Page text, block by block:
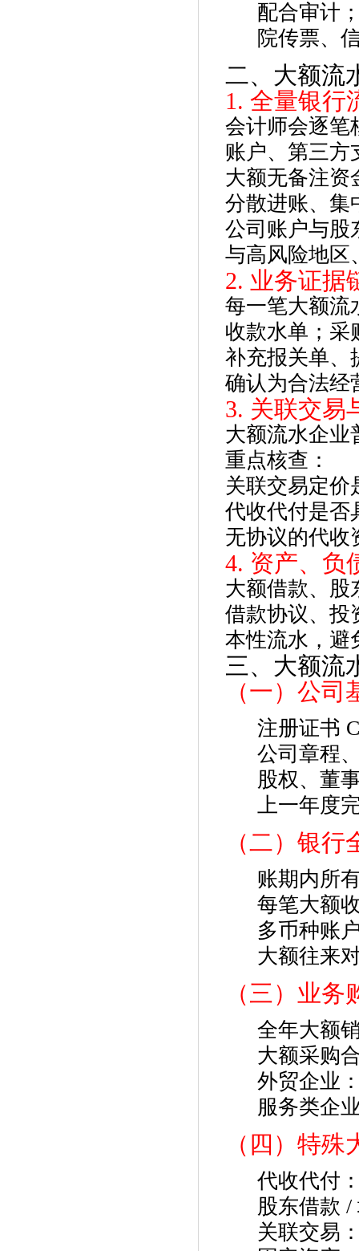
配合审计
院传票、
二、大额流
1. 全量银行
会计师会逐笔
账户、第三方
大额无备注资
分散进账、集
公司账户与股
与高风险地区
2. 业务证据
每一笔大额流
收款水单；采
补充报关单、
确认为合法经
3. 关联交易
大额流水企业
重点核查：
关联交易定价
代收代付是否
无协议的代收
4. 资产、负
大额借款、股
借款协议、投
本性流水，避
三、大额流
（一）公
注册证书
公司章程
股权、董
上一年度
（二）银
账期内所
每笔大额
多币种账
大额往来
（三）业
全年大额
大额采购
外贸企业
服务类企
（四）特
代收代付
股东借款
关联交易